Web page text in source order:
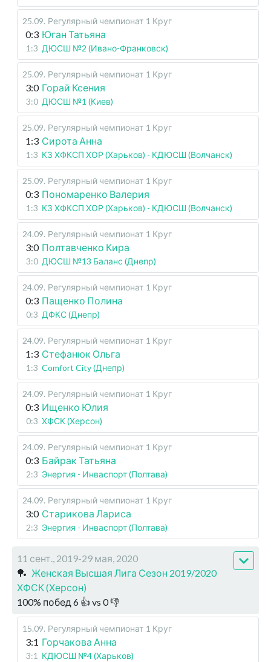
25.09. Регулярный чемпионат 1 Круг
0:3 Юган Татьяна
1:3 ДЮСШ №2 (Ивано-Франковск)
25.09. Регулярный чемпионат 1 Круг
3:0 Горай Ксения
3:0 ДЮСШ №1 (Киев)
25.09. Регулярный чемпионат 1 Круг
1:3 Сирота Анна
1:3 КЗ ХФКСП ХОР (Харьков) - КДЮСШ (Волчанск)
25.09. Регулярный чемпионат 1 Круг
0:3 Пономаренко Валерия
1:3 КЗ ХФКСП ХОР (Харьков) - КДЮСШ (Волчанск)
24.09. Регулярный чемпионат 1 Круг
3:0 Полтавченко Кира
3:0 ДЮСШ №13 Баланс (Днепр)
24.09. Регулярный чемпионат 1 Круг
0:3 Пащенко Полина
0:3 ДФКС (Днепр)
24.09. Регулярный чемпионат 1 Круг
1:3 Стефанюк Ольга
1:3 Comfort City (Днепр)
24.09. Регулярный чемпионат 1 Круг
0:3 Ищенко Юлия
0:3 ХФСК (Херсон)
24.09. Регулярный чемпионат 1 Круг
0:3 Байрак Татьяна
2:3 Энергия - Инваспорт (Полтава)
24.09. Регулярный чемпионат 1 Круг
3:0 Старикова Лариса
2:3 Энергия - Инваспорт (Полтава)
11 сент., 2019-29 мая, 2020
🏓 Женская Высшая Лига Сезон 2019/2020
ХФСК (Херсон)
100% побед 6 👍 vs 0👎
15.09. Регулярный чемпионат 1 Круг
3:1 Горчакова Анна
3:1 КДЮСШ №4 (Харьков)